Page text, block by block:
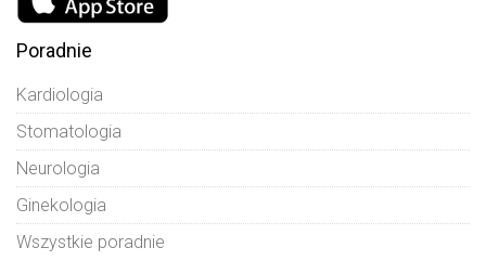
Poradnie
Kardiologia
Stomatologia
Neurologia
Ginekologia
Wszystkie poradnie